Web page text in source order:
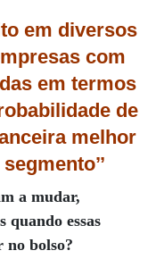
em diversos
com
em termos
de
melhor
a mudar,
quando essas
no bolso?